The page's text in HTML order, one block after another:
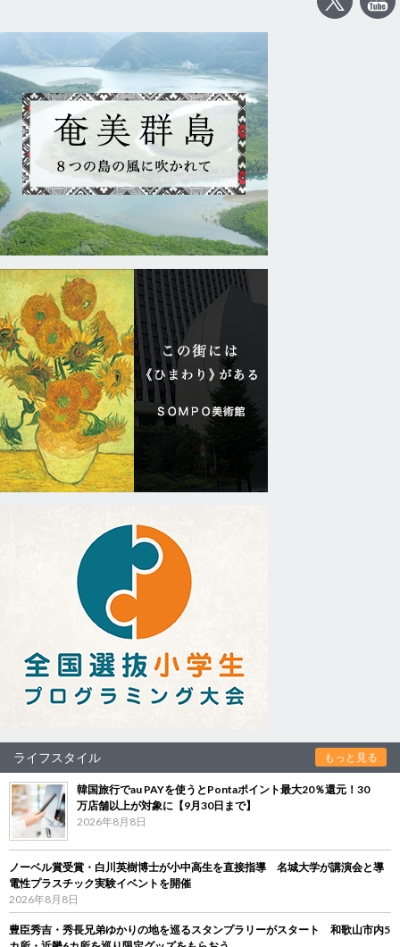
ライフスタイル もっと見る
韓国旅行でau PAYを使うとPontaポイント最大20％還元！30
万店舗以上が対象に【9月30日まで】
2026年8月8日
ノーベル賞受賞・白川英樹博士が小中高生を直接指導 名城大学が講演会と導
電性プラスチック実験イベントを開催
2026年8月8日
豊臣秀吉・秀長兄弟ゆかりの地を巡るスタンプラリーがスタート 和歌山市内5